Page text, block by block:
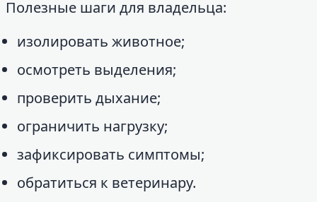
Полезные шаги для владельца:
изолировать животное;
осмотреть выделения;
проверить дыхание;
ограничить нагрузку;
зафиксировать симптомы;
обратиться к ветеринару.